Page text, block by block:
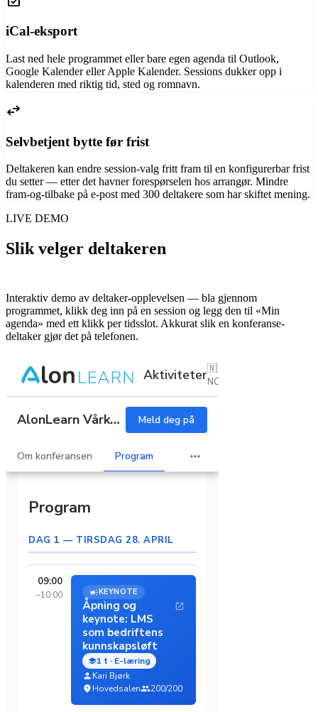
iCal-eksport
Last ned hele programmet eller bare egen agenda til Outlook,
Google Kalender eller Apple Kalender. Sessions dukker opp i
kalenderen med riktig tid, sted og romnavn.
swap_horiz
Selvbetjent bytte før frist
Deltakeren kan endre session-valg fritt fram til en konfigurerbar frist
du setter — etter det havner forespørselen hos arrangør. Mindre
fram-og-tilbake på e-post med 300 deltakere som har skiftet mening.
LIVE DEMO
Slik velger deltakeren
Interaktiv demo av deltaker-opplevelsen — bla gjennom
programmet, klikk deg inn på en session og legg den til «Min
agenda» med ett klikk per tidsslot. Akkurat slik en konferanse­
deltaker gjør det på telefonen.